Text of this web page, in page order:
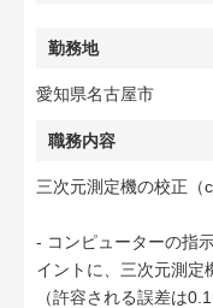
勤務地
愛知県名古屋市
職務内容
三次元測定機の校正（
- コンピューターの指
イントに、三次元測定
（許容される誤差は